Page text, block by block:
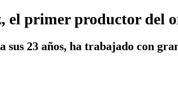
el primer productor del
sus 23 años, ha trabajado con